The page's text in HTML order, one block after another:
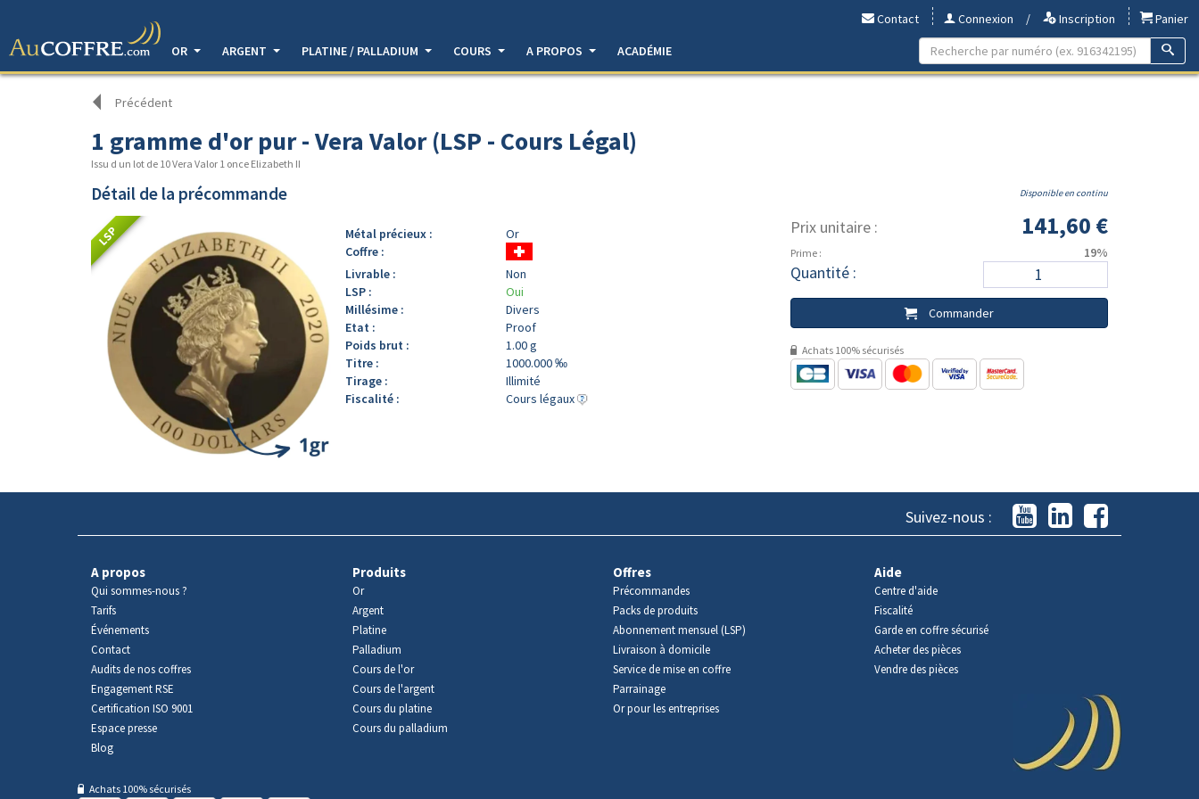
Contact Connexion / Inscription
Panier
OR
ARGENT PLATINE / PALLADIUM COURS A PROPOS ACADÉMIE
Précédent
1 gramme d'or pur - Vera Valor (LSP - Cours Légal)
Issu d un lot de 10 Vera Valor 1 once Elizabeth II
Détail de la précommande Disponible en continu
LSP Métal précieux :
Or
Coffre :
Livrable :
Non
LSP :
Oui
Millésime :
Divers
Etat :
Proof
Poids brut :
1.00 g
Titre :
1000.000 ‰
Tirage :
Illimité
Fiscalité :
Cours légaux
Prix unitaire : 141,60 €
Prime : 19%
Quantité :
Commander
Achats 100% sécurisés
Suivez-nous :
A propos
Qui sommes-nous ?
Tarifs
Événements
Contact
Audits de nos coffres
Engagement RSE
Certification ISO 9001
Espace presse
Blog
Produits
Or
Argent
Platine
Palladium
Cours de l'or
Cours de l'argent
Cours du platine
Cours du palladium
Offres
Précommandes
Packs de produits
Abonnement mensuel (LSP)
Livraison à domicile
Service de mise en coffre
Parrainage
Or pour les entreprises
Aide
Centre d'aide
Fiscalité
Garde en coffre sécurisé
Acheter des pièces
Vendre des pièces
Achats 100% sécurisés